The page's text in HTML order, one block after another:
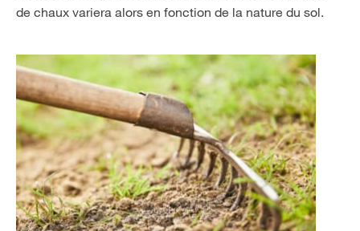
de chaux variera alors en fonction de la nature du sol.